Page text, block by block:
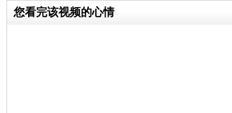
您看完该视频的心情